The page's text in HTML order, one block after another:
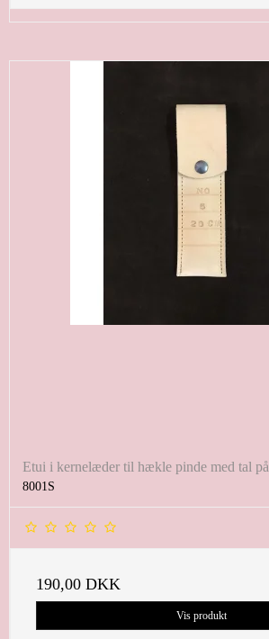
Etui i kernelæder til hækle pinde med tal på
8001S
190,00 DKK
Vis produkt